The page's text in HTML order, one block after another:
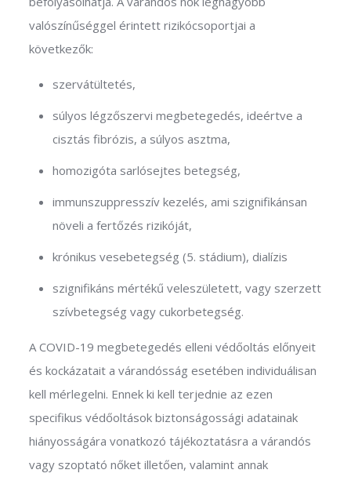
valószínűséggel érintett rizikócsoportjai a
következők:
szervátültetés,
súlyos légzőszervi megbetegedés, ideértve a
cisztás fibrózis, a súlyos asztma,
homozigóta sarlósejtes betegség,
immunszuppresszív kezelés, ami szignifikánsan
növeli a fertőzés rizikóját,
krónikus vesebetegség (5. stádium), dialízis
szignifikáns mértékű veleszületett, vagy szerzett
szívbetegség vagy cukorbetegség.
A COVID-19 megbetegedés elleni védőoltás előnyeit
és kockázatait a várandósság esetében individuálisan
kell mérlegelni. Ennek ki kell terjednie az ezen
specifikus védőoltások biztonságossági adatainak
hiányosságára vonatkozó tájékoztatásra a várandós
vagy szoptató nőket illetően, valamint annak